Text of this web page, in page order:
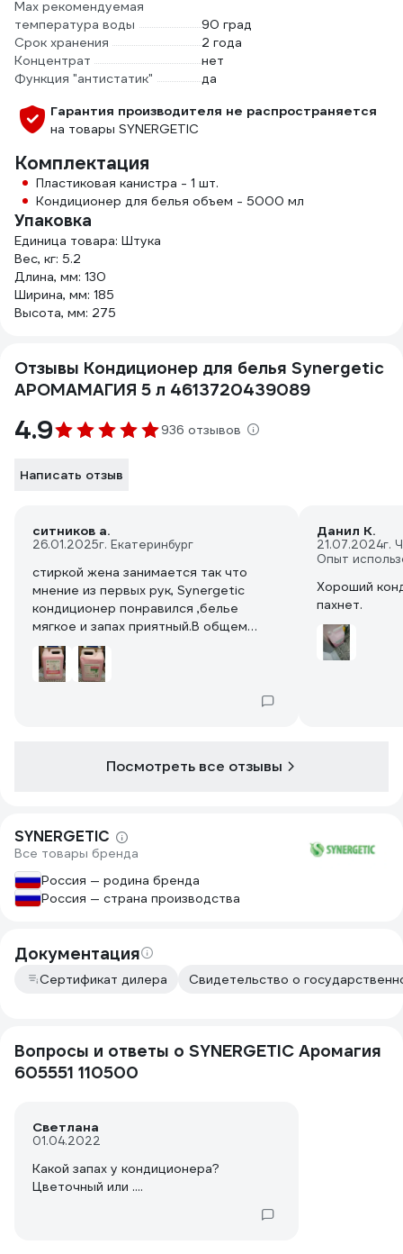
Мах рекомендуемая
температура воды
90 град
Срок хранения
2 года
Концентрат
нет
Функция "антистатик"
да
Гарантия производителя не распространяется
на товары SYNERGETIC
Комплектация
Пластиковая канистра - 1 шт.
Кондиционер для белья объем - 5000 мл
Упаковка
Единица товара: Штука
Вес, кг: 5.2
Длина, мм: 130
Ширина, мм: 185
Высота, мм: 275
Отзывы Кондиционер для белья Synergetic
АРОМАМАГИЯ 5 л 4613720439089
4.9 936 отзывов
Написать отзыв
ситников а.
26.01.2025г. Екатеринбург
стиркой жена занимается так что
мнение из первых рук, Synergetic
кондиционер понравился ,белье
мягкое и запах приятный.В общем
довольна , когда закончится будет
брать такой же
Данил К.
21.07.2024г.
Опыт
Хороший
пахнет.
Посмотреть все отзывы
SYNERGETIC
Все товары бренда
Россия — родина бренда
Россия — страна производства
Документация
Сертификат дилера Свидетельство о
Вопросы и ответы о SYNERGETIC Аромагия
605551 110500
Светлана
01.04.2022
Какой запах у кондиционера?
Цветочный или ....